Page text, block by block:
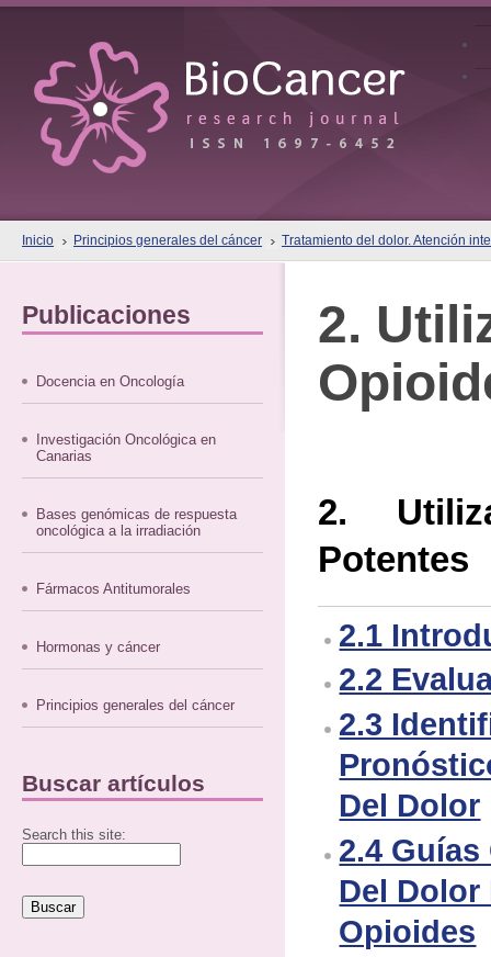
Inicio Principios generales del cáncer Tratamiento del dolor. Atención
Publicaciones
Docencia en Oncología
Investigación Oncológica en
Canarias
Bases genómicas de respuesta
oncológica a la irradiación
Fármacos Antitumorales
Hormonas y cáncer
Principios generales del cáncer
Buscar artículos
Search this site:
2.
2.
Potentes
2.1
2.2
2.3
Del Dolor
2.4
Del Dolor
Opioides